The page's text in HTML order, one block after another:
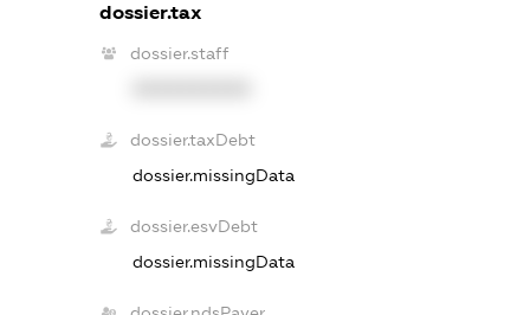
dossier.tax
dossier.staff
dossier.taxDebt
dossier.missingData
dossier.esvDebt
dossier.missingData